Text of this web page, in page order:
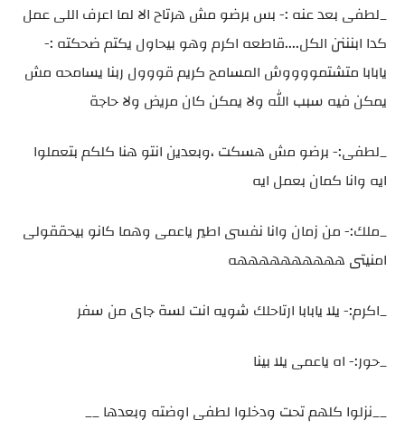
_لطفى بعد عنه :- بس برضو مش هرتاح الا لما اعرف اللى عمل
كدا ابنننن الكل....قاطعه اكرم وهو بيحاول يكتم ضحكته :-
يابابا متشتمووووش المسامح كريم قووول ربنا يسامحه مش
يمكن فيه سبب الله ولا يمكن كان مريض ولا حاجة
_لطفى:- برضو مش هسكت ،وبعدين انتو هنا كلكم بتعملوا
ايه وانا كمان بعمل ايه
_ملك:- من زمان وانا نفسى اطير ياعمى وهما كانو بيحققولى
امنيتى ههههههههههه
_اكرم:- يلا يابابا ارتاحلك شويه انت لسة جاى من سفر
_حور:- اه ياعمى يلا بينا
__نزلوا كلهم تحت ودخلوا لطفى اوضته وبعدها __